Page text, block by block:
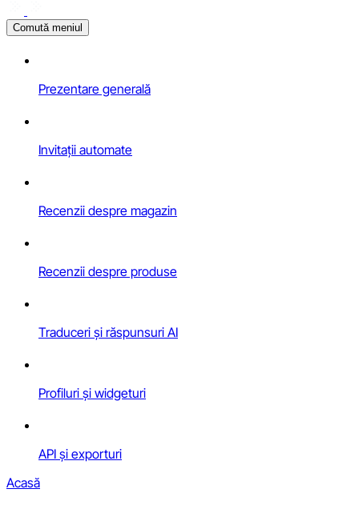
Comută meniul
Prezentare generală
Invitații automate
Recenzii despre magazin
Recenzii despre produse
Traduceri și răspunsuri AI
Profiluri și widgeturi
API și exporturi
Acasă